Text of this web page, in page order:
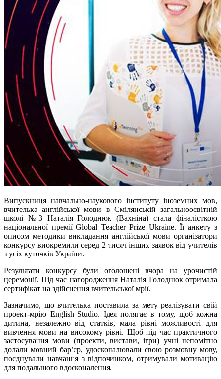
Випускниця навчально-наукового інституту іноземних мов,
вчителька англійської мови в Смілянській загальноосвітній
школі №3 Наталія Голоднюк (Вахніна) стала фіналісткою
національної премії Global Teacher Prize Ukraine. Її анкету з
описом методики викладання англійської мови організатори
конкурсу виокремили серед 2 тисяч інших заявок від учителів
з усіх куточків України.
Результати конкурсу були оголошені вчора на урочистій
церемонії. Під час нагородження Наталія Голоднюк отримала
сертифікат на здійснення вчительської мрії.
Зазначимо, що вчителька поставила за мету реалізувати свій
проект-мрію English Studio. Ідея полягає в тому, щоб кожна
дитина, незалежно від статків, мала рівні можливості для
вивчення мови на високому рівні. Щоб під час практичного
застосування мови (проекти, вистави, ігри) учні непомітно
долали мовний бар’єр, удосконалювали свою розмовну мову,
поєднували навчання з відпочинком, отримували мотивацію
для подальшого вдосконалення.